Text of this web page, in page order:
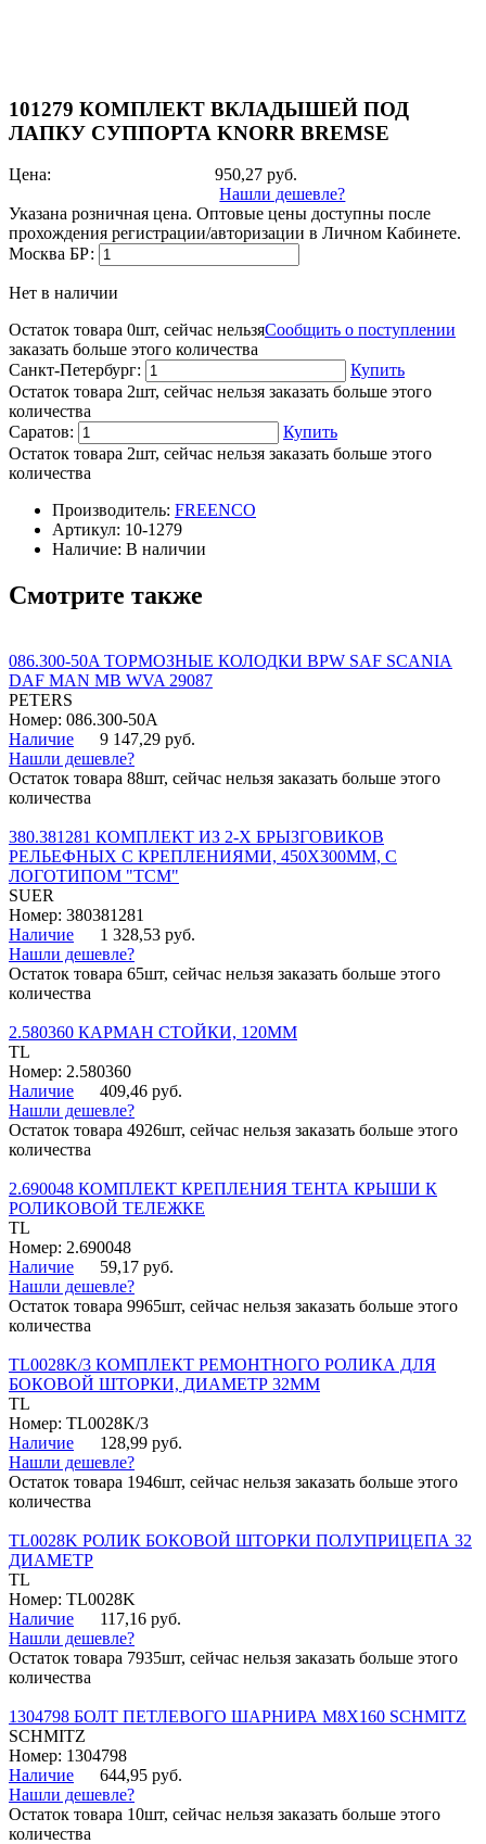
101279 КОМПЛЕКТ ВКЛАДЫШЕЙ ПОД
ЛАПКУ СУППОРТА KNORR BREMSE
Цена: 950,27руб.
Нашли дешевле?
Указана розничная цена. Оптовые цены доступны после
прохождения регистрации/авторизации в Личном Кабинете.
Москва БР:
Нет в наличии
Сообщить о поступлении
Остаток товара 0шт, сейчас нельзя
заказать больше этого количества
Санкт-Петербург:
Купить
Остаток товара 2шт, сейчас нельзя заказать больше этого
количества
Саратов:
Купить
Остаток товара 2шт, сейчас нельзя заказать больше этого
количества
Производитель: FREENCO
Артикул: 10-1279
Наличие: В наличии
Смотрите также
086.300-50A ТОРМОЗНЫЕ КОЛОДКИ BPW SAF SCANIA
DAF MAN MB WVA 29087
PETERS
Номер: 086.300-50A
Наличие
9 147,29 руб.
Нашли дешевле?
Остаток товара 88шт, сейчас нельзя заказать больше этого
количества
380.381281 КОМПЛЕКТ ИЗ 2-Х БРЫЗГОВИКОВ
РЕЛЬЕФНЫХ С КРЕПЛЕНИЯМИ, 450Х300ММ, С
ЛОГОТИПОМ "ТСМ"
SUER
Номер: 380381281
Наличие
1 328,53 руб.
Нашли дешевле?
Остаток товара 65шт, сейчас нельзя заказать больше этого
количества
2.580360 КАРМАН СТОЙКИ, 120ММ
TL
Номер: 2.580360
Наличие
409,46 руб.
Нашли дешевле?
Остаток товара 4926шт, сейчас нельзя заказать больше этого
количества
2.690048 КОМПЛЕКТ КРЕПЛЕНИЯ ТЕНТА КРЫШИ К
РОЛИКОВОЙ ТЕЛЕЖКЕ
TL
Номер: 2.690048
Наличие
59,17 руб.
Нашли дешевле?
Остаток товара 9965шт, сейчас нельзя заказать больше этого
количества
TL0028K/3 КОМПЛЕКТ РЕМОНТНОГО РОЛИКА ДЛЯ
БОКОВОЙ ШТОРКИ, ДИАМЕТР 32ММ
TL
Номер: TL0028K/3
Наличие
128,99 руб.
Нашли дешевле?
Остаток товара 1946шт, сейчас нельзя заказать больше этого
количества
TL0028K РОЛИК БОКОВОЙ ШТОРКИ ПОЛУПРИЦЕПА 32
ДИАМЕТР
TL
Номер: TL0028K
Наличие
117,16 руб.
Нашли дешевле?
Остаток товара 7935шт, сейчас нельзя заказать больше этого
количества
1304798 БОЛТ ПЕТЛЕВОГО ШАРНИРА М8Х160 SCHMITZ
SCHMITZ
Номер: 1304798
Наличие
644,95 руб.
Нашли дешевле?
Остаток товара 10шт, сейчас нельзя заказать больше этого
количества